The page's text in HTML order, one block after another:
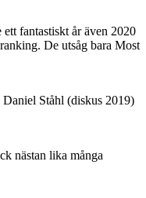
fantastiskt år även 2020
De utsåg bara Most
Ståhl (diskus 2019)
nästan lika många